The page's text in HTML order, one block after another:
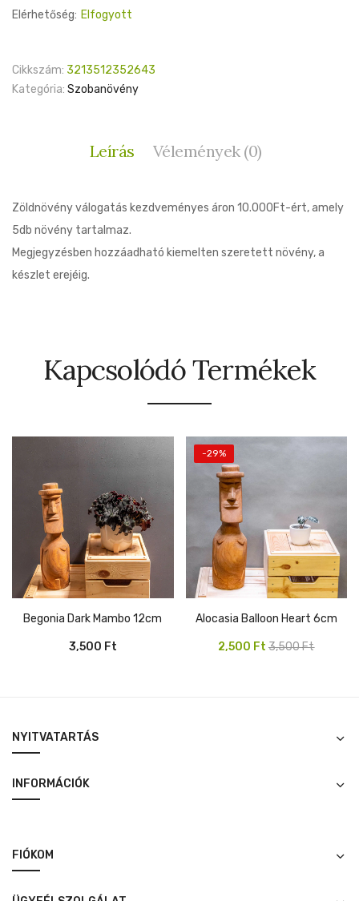
Elérhetőség: Elfogyott
Cikkszám: 3213512352643
Kategória: Szobanövény
Leírás Vélemények (0)
Zöldnövény válogatás kezdveményes áron 10.000Ft-ért, amely
5db növény tartalmaz.
Megjegyzésben hozzáadható kiemelten szeretett növény, a
készlet erejéig.
Kapcsolódó Termékek
Begonia Dark Mambo 12cm
3,500 Ft
-29%
Alocasia Balloon Heart 6cm
3,500Ft
Original
2,500 FtCurrent
NYITVATARTÁS
INFORMÁCIÓK
FIÓKOM